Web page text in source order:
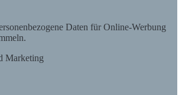
Daten für Online-Werbung
Marketing